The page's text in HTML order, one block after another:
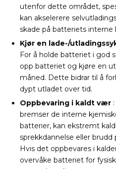
utenfor dette området,
kan akselerere
skade på batteriets interne
Kjør en lade-/
For å holde batteriet i god
opp batteriet og kjøre en
måned. Dette bidrar til å
dypt utladet over tid.
Oppbevaring i kaldt vær
bremser de interne
batterier, kan ekstremt
sprekkdannelse eller
Hvis det oppbevares i
overvåke batteriet for